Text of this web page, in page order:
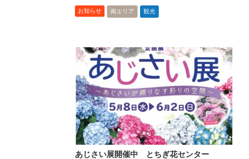
お知らせ 南エリア 観光
あじさい展開催中 とちぎ花センター